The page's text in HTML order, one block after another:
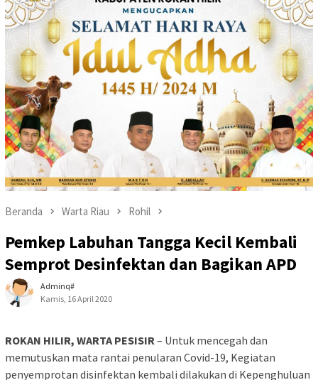
Beranda Warta Riau Rohil
Pemkep Labuhan Tangga Kecil Kembali
Semprot Desinfektan dan Bagikan APD
Adminq#
Kamis, 16 April 2020
ROKAN HILIR, WARTA PESISIR – Untuk mencegah dan
memutuskan mata rantai penularan Covid-19, Kegiatan
penyemprotan disinfektan kembali dilakukan di Kepenghuluan